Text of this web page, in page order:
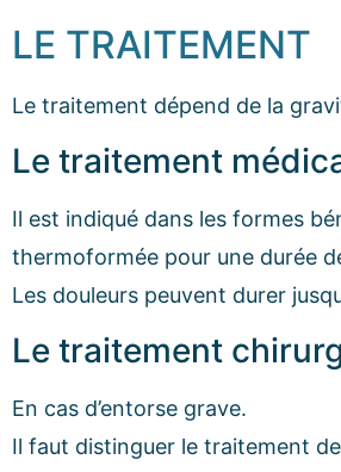
LE TRAITEMENT
Le traitement dépend de la
Le traitement
Il est indiqué dans les formes
thermoformée pour une durée
Les douleurs peuvent durer
Le traitement
En cas d’entorse grave.
Il faut distinguer le traitement